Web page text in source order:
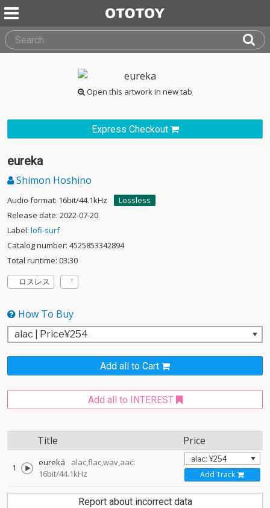
Open this artwork in new tab
Express Checkout
eureka
Shimon Hoshino
Audio format: 16bit/44.1kHz
Lossless
Release date: 2022-07-20
Label: lofi-surf
Catalog number: 4525853342894
Total runtime: 03:30
ロスレス
How To Buy
Add all to Cart
Add all to INTEREST
Title Price
1 eureka
alac,flac,wav,aac:
16bit/44.1kHz
Add Track
Report about incorrect data